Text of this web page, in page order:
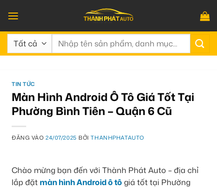
qua
nội
dung
Tìm
TIN TỨC
Màn Hình Android Ô Tô Giá Tốt Tại
Phường Bình Tiên – Quận 6 Cũ
ĐĂNG VÀO24/07/2025 BỞITHANHPHATAUTO
Chào mừng bạn đến với Thành Phát Auto – địa chỉ
lắp đặt màn hình Android ô tôgiá tốt tại Phường